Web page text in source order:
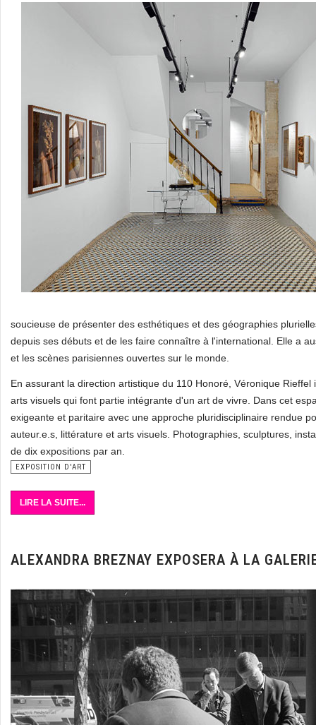
soucieuse de présenter des esthétiques et des géographies
depuis ses débuts et de les faire connaître à l'international. Elle a
et les scènes parisiennes ouvertes sur le monde.
En assurant la direction artistique du 110 Honoré, Véronique
arts visuels qui font partie intégrante d'un art de vivre. Dans cet
exigeante et paritaire avec une approche pluridisciplinaire rendue
auteur.e.s, littérature et arts visuels. Photographies, sculptures,
de dix expositions par an.
EXPOSITION D'ART
LIRE LA SUITE...
ALEXANDRA BREZNAY EXPOSERA À LA